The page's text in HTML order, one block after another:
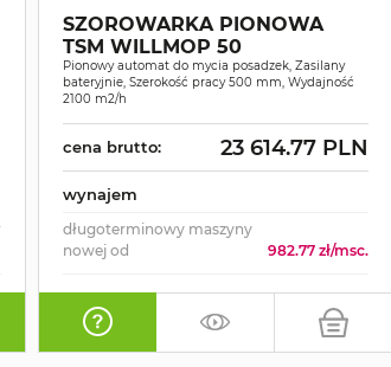
SZOROWARKA PIONOWA
TSM WILLMOP 50
Pionowy automat do mycia posadzek, Zasilany
bateryjnie, Szerokość pracy 500 mm, Wydajność
2100 m2/h
cena brutto: 23 614.77 PLN
wynajem
długoterminowy maszyny
nowej od
982.77 zł/msc.